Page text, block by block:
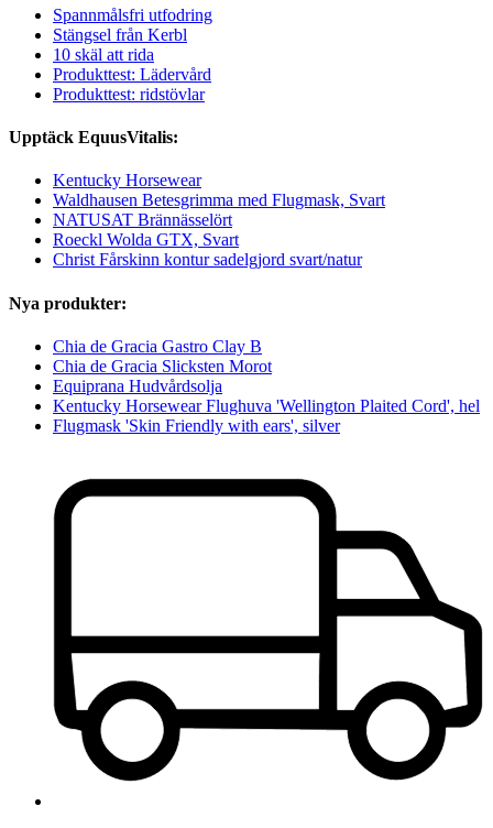
Spannmålsfri utfodring
Stängsel från Kerbl
10 skäl att rida
Produkttest: Lädervård
Produkttest: ridstövlar
Upptäck EquusVitalis:
Kentucky Horsewear
Waldhausen Betesgrimma med Flugmask, Svart
NATUSAT Brännässelört
Roeckl Wolda GTX, Svart
Christ Fårskinn kontur sadelgjord svart/natur
Nya produkter:
Chia de Gracia Gastro Clay B
Chia de Gracia Slicksten Morot
Equiprana Hudvårdsolja
Kentucky Horsewear Flughuva 'Wellington Plaited Cord', hel
Flugmask 'Skin Friendly with ears', silver